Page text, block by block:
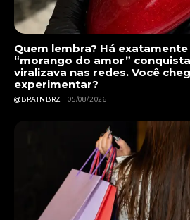
Quem lembra? Há
“morango do amor”
viralizava nas redes. Você
experimentar?
@BRAINBRZ 05/08/2026